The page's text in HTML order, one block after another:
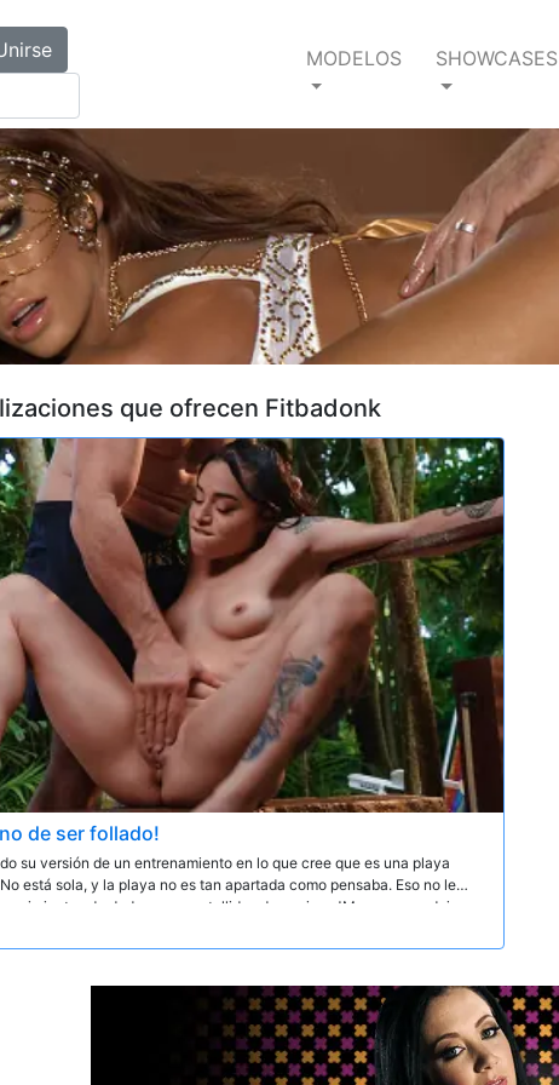
MODELOS SHOWCASES
que ofrecen Fitbadonk
de ser follado!
su versión de un entrenamiento en lo que cree que es una playa
está sola, y la playa no es tan apartada como pensaba. Eso no le
de dedos y sus estallidos de vagina. JMac no va a dejar
completo, y no puede quedarse de brazos cruzados viendo a una